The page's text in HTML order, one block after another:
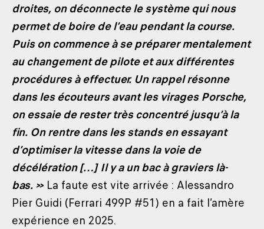
droites, on déconnecte le système qui nous
permet de boire de l’eau pendant la course.
Puis on commence à se préparer mentalement
au changement de pilote et aux différentes
procédures à effectuer. Un rappel résonne
dans les écouteurs avant les virages Porsche,
on essaie de rester très concentré jusqu’à la
fin. On rentre dans les stands en essayant
d’optimiser la vitesse dans la voie de
décélération […] Il y a un bac à graviers là-
bas. » La faute est vite arrivée : Alessandro
Pier Guidi (Ferrari 499P #51) en a fait l’amère
expérience en 2025.